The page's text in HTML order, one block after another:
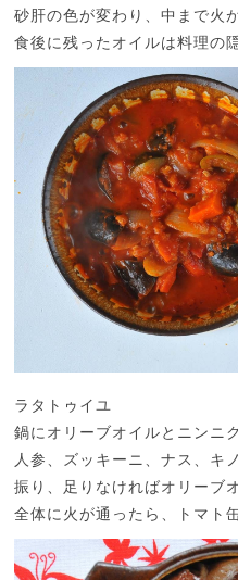
砂肝の色が変わり、中まで火
食後に残ったオイルは料理の
ラタトゥイユ
鍋にオリーブオイルとニンニ
人参、ズッキーニ、ナス、キ
振り、足りなければオリーブ
全体に火が通ったら、トマト